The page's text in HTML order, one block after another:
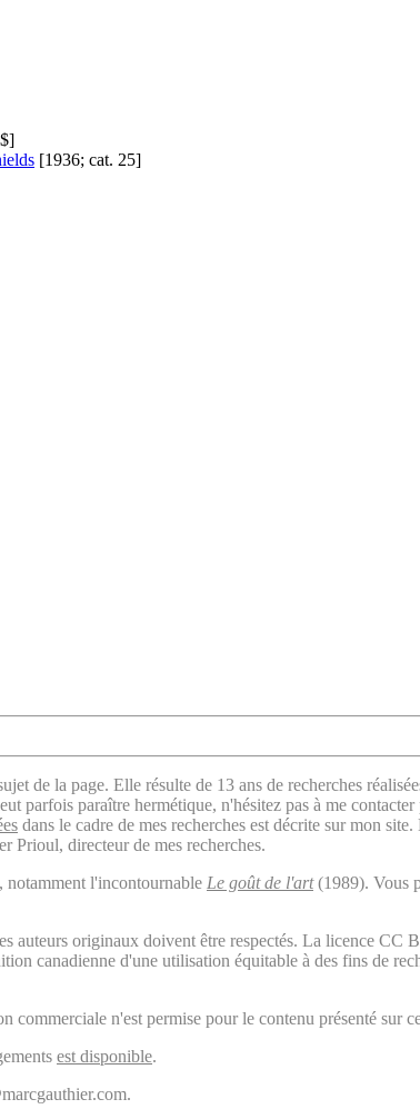
[1936; cat. 25]
de la page. Elle résulte de 13 ans de recherches
parfois paraître hermétique, n'hésitez pas à me
dans le cadre de mes recherches est décrite sur mon
Prioul, directeur de mes recherches.
notamment l'incontournable Le goût de l'art(1989). Vous
auteurs originaux doivent être respectés. La licence
canadienne d'une utilisation équitable à des fins de
n'est permise pour le contenu présenté sur
est disponible.